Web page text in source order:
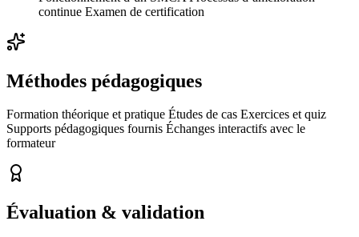
continue Examen de certification
Méthodes pédagogiques
Formation théorique et pratique Études de cas Exercices et quiz
Supports pédagogiques fournis Échanges interactifs avec le
formateur
Évaluation & validation